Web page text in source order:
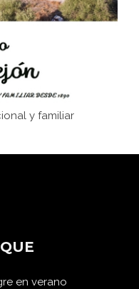
de Los Hurones
y familiar
en verano